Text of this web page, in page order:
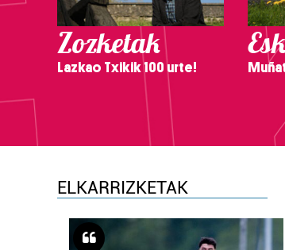
Zozketak
Lazkao Txikik 100 urte!
ELKARRIZKETAK